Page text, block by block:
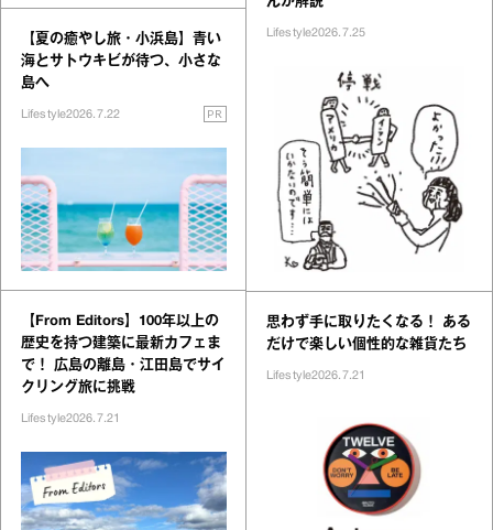
【夏の癒やし旅・小浜島】青い
海とサトウキビが待つ、小さな
島へ
Lifestyle2026.7.22 PR
【From Editors】100年以上の
歴史を持つ建築に最新カフェま
で！ 広島の離島・江田島でサイ
クリング旅に挑戦
Lifestyle2026.7.21
Lifestyle2026.7.25
思わず手に取りたくなる！ ある
だけで楽しい個性的な雑貨たち
Lifestyle2026.7.21